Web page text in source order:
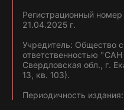
Регистрационный
21.04.2025 г.
Учредитель: Общество
ответственностью
Свердловская обл., г.
13, кв. 103).
Периодичность